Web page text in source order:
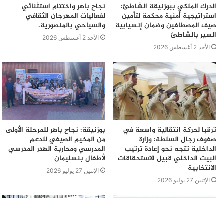
الدرك الملكي ببوزنيقة الشاطئ:
استراتيجية أمنية محكمة لتأمين
صيف المصطافين وضمان إنسيابية
السير بالشاطئ
الأحد 2 أغسطس 2026
نجاح باهر واختتام استثنائي
لفعاليات المهرجان الثقافي
والسياحي بالمنصورية.
الأحد 2 أغسطس 2026
ترقبا لحركة انتقالية واسعة في
صفوف رجال السلطة: وزارة
الداخلية تتجه نحو إعادة ترتيب
البيت الداخلي قبيل الاستحقاقات
الانتخابية
الإثنين 27 يوليو 2026
بوزنيقة: نجاح باهر للمرحلة الأولى
من المخيم الصيفي للدعم
المدرسي ومحاربة الهدر المدرسي
لأطفال بنسليمان
الإثنين 27 يوليو 2026